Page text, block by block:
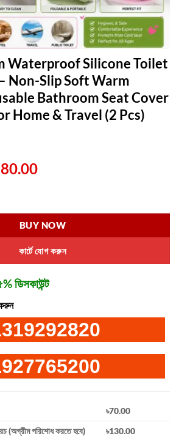
Waterproof Silicone Toilet
Non-Slip Soft Warm
Bathroom Seat Cover
Home & Travel (2 Pcs)
Current
৳ 580.00.
Silicone Toilet Seat Cushion – Non-Slip
কার্টে যোগ করুন
BUY NOW
ডিসকাউন্ট
৳70.00
(অগ্রীম পরিশোধ করতে হবে)
৳130.00